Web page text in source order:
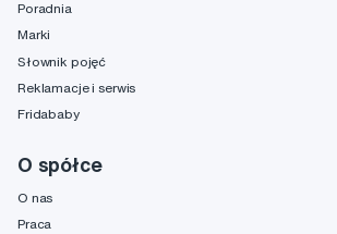
Poradnia
Marki
Słownik pojęć
Reklamacje i serwis
Fridababy
O spółce
O nas
Praca